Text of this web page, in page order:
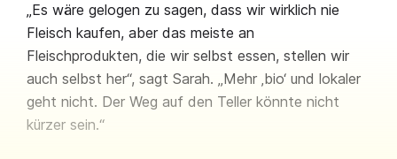
„Es wäre gelogen zu sagen, dass wir wirklich nie
Fleisch kaufen, aber das meiste an
Fleischprodukten, die wir selbst essen, stellen wir
auch selbst her“, sagt Sarah. „Mehr ‚bio‘ und lokaler
geht nicht. Der Weg auf den Teller könnte nicht
kürzer sein.“